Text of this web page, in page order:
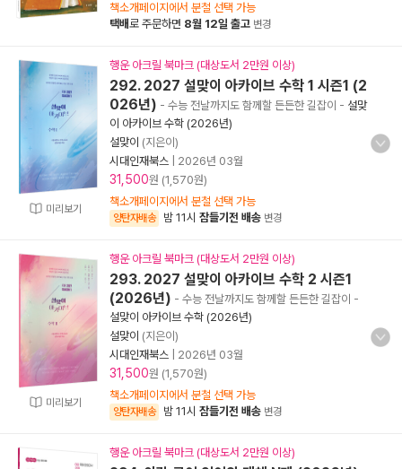
책소개페이지에서 분철 선택 가능
택배로 주문하면 8월 12일 출고 변경
미리보기
행운 아크릴 북마크 (대상도서 2만원 이상)
292. 2027 설맞이 아카이브 수학 1 시즌1 (2
026년) - 수능 전날까지도 함께할 든든한 길잡이 - 설맞
이 아카이브 수학 (2026년)
설맞이 (지은이)
시대인재북스
2026년 03월
31,500원 (1,570원)
책소개페이지에서 분철 선택 가능
양탄자배송 밤 11시 잠들기전 배송 변경
미리보기
행운 아크릴 북마크 (대상도서 2만원 이상)
293. 2027 설맞이 아카이브 수학 2 시즌1
(2026년) - 수능 전날까지도 함께할 든든한 길잡이 -
설맞이 아카이브 수학 (2026년)
설맞이 (지은이)
시대인재북스
2026년 03월
31,500원 (1,570원)
책소개페이지에서 분철 선택 가능
양탄자배송 밤 11시 잠들기전 배송 변경
행운 아크릴 북마크 (대상도서 2만원 이상)